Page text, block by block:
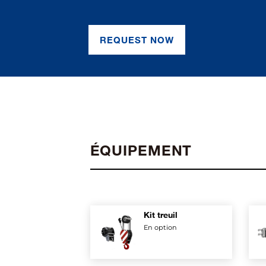
REQUEST NOW
ÉQUIPEMENT
Kit treuil
En option